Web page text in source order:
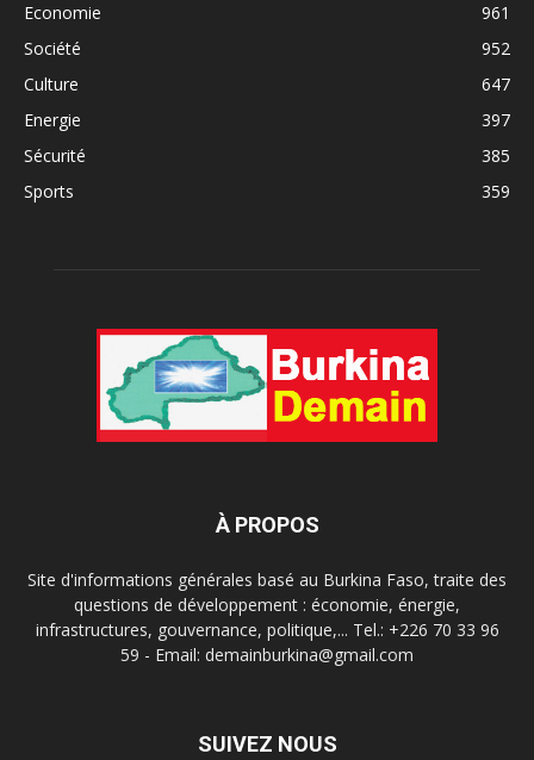
Economie
961
Société
952
Culture
647
Energie
397
Sécurité
385
Sports
359
À PROPOS
Site d'informations générales basé au Burkina Faso, traite des
questions de développement : économie, énergie,
infrastructures, gouvernance, politique,... Tel.: +226 70 33 96
59 - Email: demainburkina@gmail.com
SUIVEZ NOUS